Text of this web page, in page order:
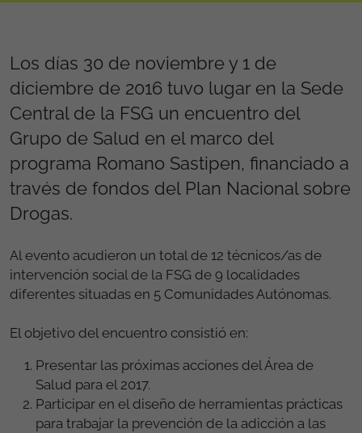
Los días 30 de noviembre y 1 de
diciembre de 2016 tuvo lugar en la Sede
Central de la FSG un encuentro del
Grupo de Salud en el marco del
programa Romano Sastipen, financiado a
través de fondos del Plan Nacional sobre
Drogas.
Al evento acudieron un total de 12 técnicos/as de
intervención social de la FSG de 9 localidades
diferentes situadas en 5 Comunidades Autónomas.
El objetivo del encuentro consistió en:
Presentar las próximas acciones del Área de
Salud para el 2017.
Participar en el diseño de herramientas prácticas
para trabajar la prevención de la adicción a las